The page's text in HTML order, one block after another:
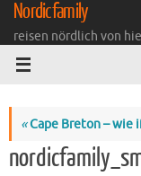
Zum
Inhalt
springen
Nordicfamily
reisen nördlich von
«Cape Breton – wie